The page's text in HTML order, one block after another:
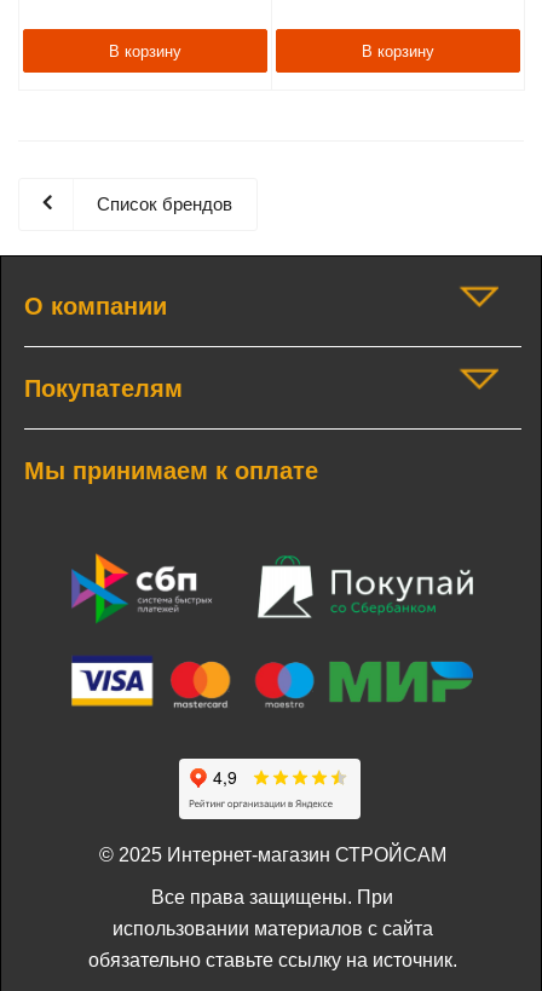
В корзину В корзину
Список брендов
О компании
Покупателям
Мы принимаем к оплате
© 2025 Интернет-магазин СТРОЙСАМ
Все права защищены. При
использовании материалов с сайта
обязательно ставьте ссылку на источник.